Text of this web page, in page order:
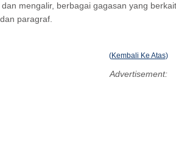
mengalir, berbagai gagasan yang
paragraf.
(Kembali Ke Atas)
Advertisement: